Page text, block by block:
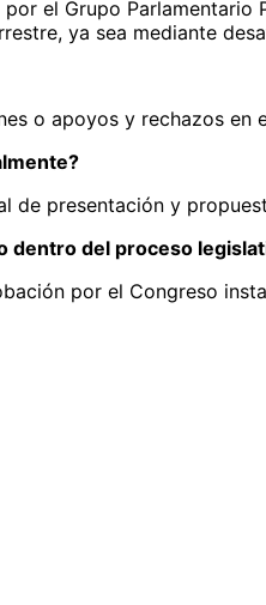
el Grupo
ya sea mediante
o apoyos y rechazos en
de presentación y
dentro del proceso
por el Congreso